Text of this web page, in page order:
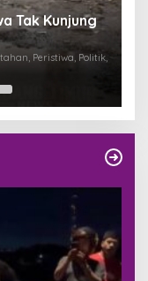
Tak Kunjung
Peristiwa, Politik,